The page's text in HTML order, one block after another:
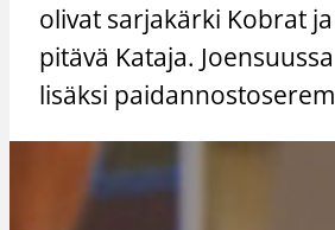
olivat sarjakärki Kobrat
pitävä Kataja.
lisäksi